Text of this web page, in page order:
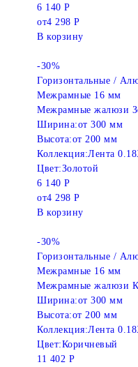
6 140 Р
от4 298 Р
В корзину
-30%
Горизонтальные /
Межрамные 16 мм
Межрамные жалюзи
Ширина:от 300 мм
Высота:от 200 мм
Коллекция:Лента
Цвет:Золотой
6 140 Р
от4 298 Р
В корзину
-30%
Горизонтальные /
Межрамные 16 мм
Межрамные жалюзи
Ширина:от 300 мм
Высота:от 200 мм
Коллекция:Лента
Цвет:Коричневый
11 402 Р